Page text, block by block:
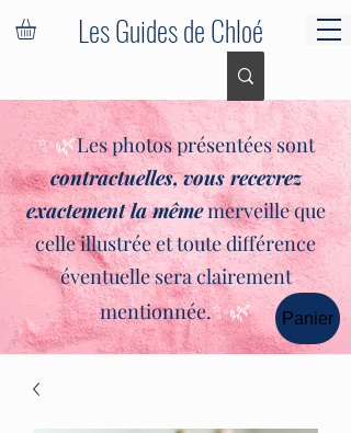
Les Guides de Chloé
✨🌿Les photos présentées sont
contractuelles,vous recevrez
exactement la mêmemerveille que
celle illustrée et toute différence
éventuelle sera clairement
mentionnée.✨🌿 Panier